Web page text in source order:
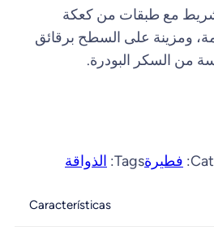
مع طبقات من كعكة
ومزينة على السطح برقائق
من السكر البودرة.
فطيرةTags: الذواقة
Características